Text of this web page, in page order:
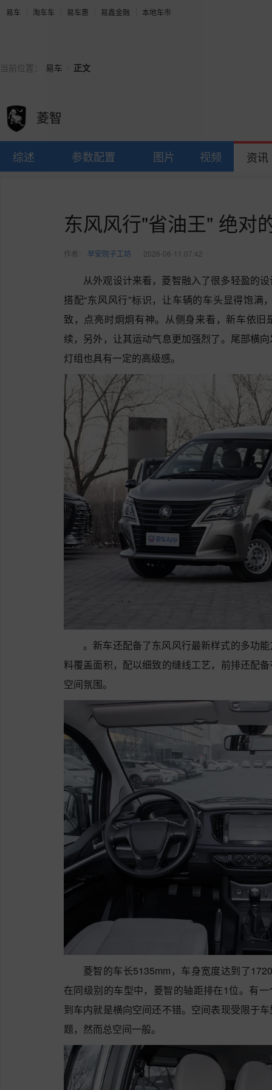
易车 淘车车 易车惠 易鑫金融 本地车市
当前位置： 易车 正文
菱智
综述 参数配置 图片 视频 资讯
东风风行"省油王" 绝对
作者： 早安院子工坊 2026-06-11 07:42
从外观设计来看，菱智融入了很多轻盈的
搭配“东风风行”标识，让车辆的车头显得饱
致，点亮时炯炯有神。从侧身来看，新车依
续，另外，让其运动气息更加强烈了。尾部横
灯组也具有一定的高级感。
。新车还配备了东风风行最新样式的多功
料覆盖面积，配以细致的缝线工艺，前排还配
空间氛围。
菱智的车长5135mm，车身宽度达到了
在同级别的车型中，菱智的轴距排在1位。有
到车内就是横向空间还不错。空间表现受限于
题，然而总空间一般。